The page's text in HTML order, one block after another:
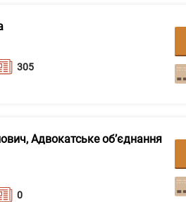
305
Адвокатське об’єднання
0